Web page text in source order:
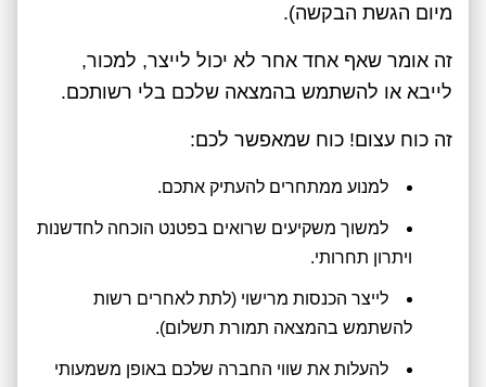
מיום הגשת הבקשה).
זה אומר שאף אחד אחר לא יכול לייצר, למכור,
לייבא או להשתמש בהמצאה שלכם בלי רשותכם.
זה כוח עצום! כוח שמאפשר לכם:
למנוע ממתחרים להעתיק אתכם.
למשוך משקיעים שרואים בפטנט הוכחה לחדשנות
ויתרון תחרותי.
לייצר הכנסות מרישוי (לתת לאחרים רשות
להשתמש בהמצאה תמורת תשלום).
להעלות את שווי החברה שלכם באופן משמעותי